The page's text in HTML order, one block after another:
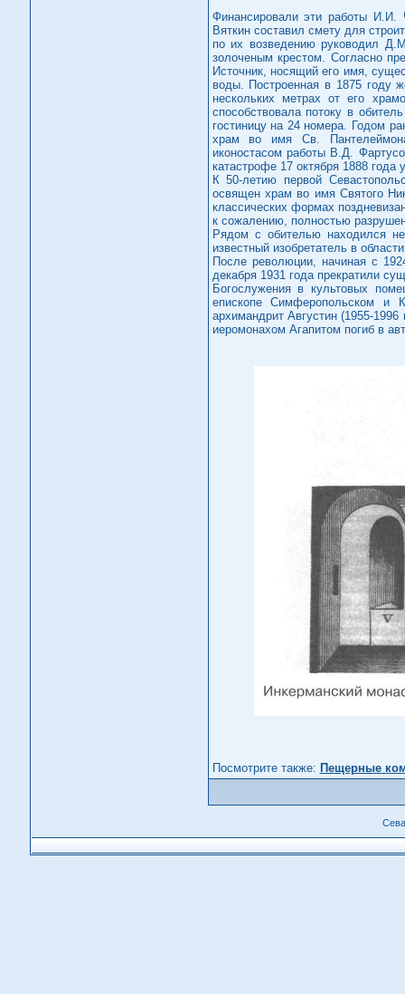
Финансировали эти работы И.И.
Вяткин составил смету для
по их возведению руководил
золоченым крестом. Согласно
Источник, носящий его имя,
воды. Построенная в 1875 году
нескольких метрах от его
способствовала потоку в
гостиницу на 24 номера. Годом
храм во имя Св.
иконостасом работы В.Д.
катастрофе 17 октября 1888
К 50-летию первой
освящен храм во имя Святого
классических формах
к сожалению, полностью
Рядом с обителью находился
известный изобретатель в
После революции, начиная с
декабря 1931 года прекратили
Богослужения в культовых
епископе Симферопольском и
архимандрит Августин (1955-
иеромонахом Агапитом погиб в
Посмотрите также: Пещерные